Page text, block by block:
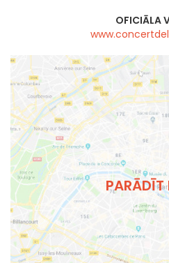
OFICIĀLA
PARĀDĪT